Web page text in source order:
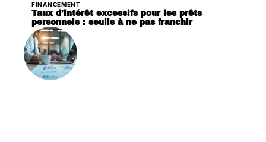
FINANCEMENT
Taux d’intérêt excessifs pour les prêts
personnels : seuils à ne pas franchir